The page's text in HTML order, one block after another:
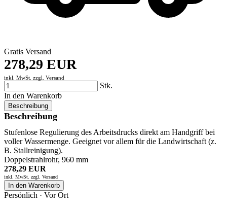
Gratis Versand
278,29 EUR
inkl. MwSt. zzgl. Versand
Stk.
In den Warenkorb
Beschreibung
Beschreibung
Stufenlose Regulierung des Arbeitsdrucks direkt am Handgriff bei
voller Wassermenge. Geeignet vor allem für die Landwirtschaft (z.
B. Stallreinigung).
Doppelstrahlrohr, 960 mm
278,29 EUR
inkl. MwSt. zzgl. Versand
In den Warenkorb
Persönlich · Vor Ort